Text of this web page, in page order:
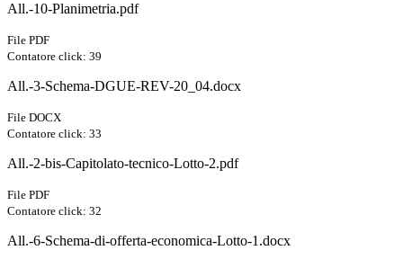
All.-10-Planimetria.pdf
File PDF
Contatore click: 39
All.-3-Schema-DGUE-REV-20_04.docx
File DOCX
Contatore click: 33
All.-2-bis-Capitolato-tecnico-Lotto-2.pdf
File PDF
Contatore click: 32
All.-6-Schema-di-offerta-economica-Lotto-1.docx